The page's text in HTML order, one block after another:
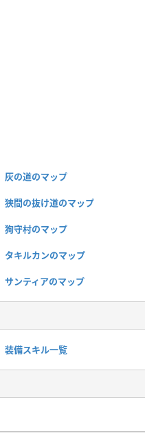
灰の道のマップ
狭間の抜け道のマップ
狗守村のマップ
タキルカンのマップ
サンティアのマップ
装備スキル一覧